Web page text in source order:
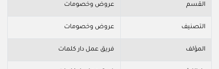
القسم عروض وخصومات
التصنيف عروض وخصومات
المؤلف فريق عمل دار كلمات